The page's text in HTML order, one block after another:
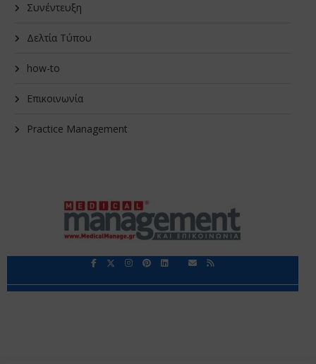
Συνέντευξη
Δελτία Τύπου
how-to
Επικοινωνία
Practice Management